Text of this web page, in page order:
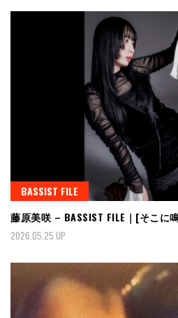
BASSIST FILE
藤原美咲 – BASSIST FILE｜[そこに
2026.05.25 UP